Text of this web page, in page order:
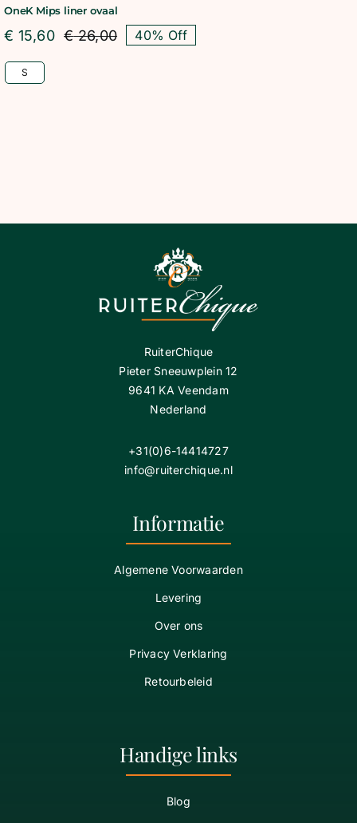
OneK Mips liner ovaal
€26,00Oorspronkelijke
€ 15,60
Huidige
40% Off
S
RuiterChique
Pieter Sneeuwplein 12
9641 KA Veendam
Nederland
+31(0)6-14414727
info@ruiterchique.nl
Informatie
Algemene Voorwaarden
Levering
Over ons
Privacy Verklaring
Retourbeleid
Handige links
Blog